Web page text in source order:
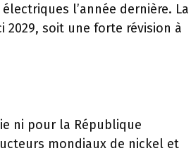
l’année dernière. La
2029, soit une forte révision à
ni pour la République
mondiaux de nickel et